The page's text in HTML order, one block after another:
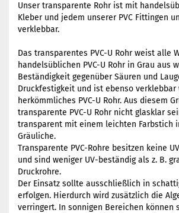
Unser transparente Rohr ist mit
Kleber und jedem unserer PVC Fittingen
verklebbar.
Das transparentes PVC-U Rohr weist alle
handelsüblichen PVC-U Rohr in Grau aus
Beständigkeit gegenüber Säuren und
Druckfestigkeit und ist ebenso verklebbar
herkömmliches PVC-U Rohr. Aus diesem
transparente PVC-U Rohr nicht glasklar
transparent mit einem leichten Farbstich
Gräuliche.
Transparente PVC-Rohre besitzen keine
und sind weniger UV-beständig als z. B.
Druckrohre.
Der Einsatz sollte ausschließlich in
erfolgen. Hierdurch wird zusätzlich die
verringert. In sonnigen Bereichen können